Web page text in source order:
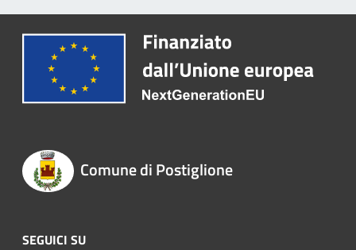
Comune di Postiglione
SEGUICI SU